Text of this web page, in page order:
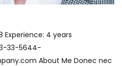
Experience: 4 years
33-5644-
About Me Donec nec